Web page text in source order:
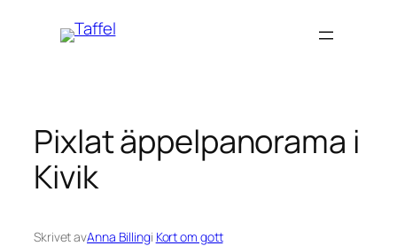
Pixlat äppelpanorama i
Kivik
Skrivet avAnna Billingi Kort om gott